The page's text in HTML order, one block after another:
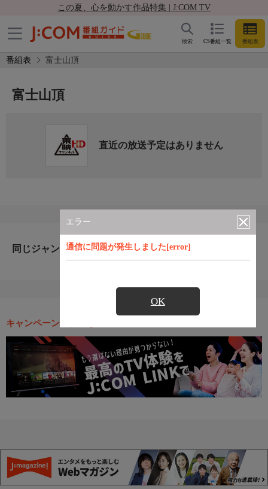
この夏、心を動かす作品特集 | J:COM TV
CS番組一覧 番組表
検索
番組表 富士山頂
エラー
通信に問題が発生しました[error]
OK
富士山頂
直近の放送予定はありません
同じジャンルのおすすめ番組
キャンペーン・お得な情報